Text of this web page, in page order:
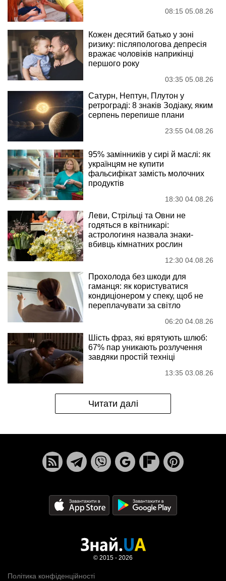
08:15 05.08.26
Кожен десятий батько у зоні
ризику: післяпологова депресія
вражає чоловіків наприкінці
першого року
03:35 05.08.26
Сатурн, Нептун, Плутон у
ретрограді: 8 знаків Зодіаку, яким
серпень перепише плани
23:55 04.08.26
95% замінників у сирі й маслі: як
українцям не купити
фальсифікат замість молочних
продуктів
18:30 04.08.26
Леви, Стрільці та Овни не
годяться в квітникарі:
астрологиня назвала знаки-
вбивць кімнатних рослин
12:30 04.08.26
Прохолода без шкоди для
гаманця: як користуватися
кондиціонером у спеку, щоб не
переплачувати за світло
06:20 04.08.26
Шість фраз, які врятують шлюб:
67% пар уникають розлучення
завдяки простій техніці
13:35 03.08.26
Читати далі
Політика конфіденційності
© 2015 - 2026